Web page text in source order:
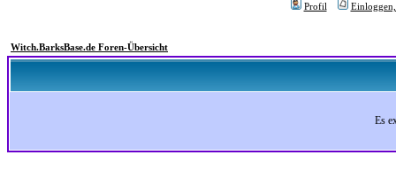
Profil
Witch.BarksBase.de Foren-Übersicht
Es